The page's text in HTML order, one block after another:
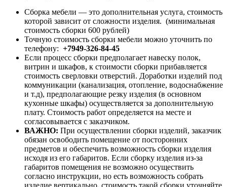
Сборка мебели — это дополнительная услуга, стоимость
которой зависит от сложности изделия. (минимальная
стоимость сборки 600 рублей)
Точную стоимость сборки мебели можно уточнить по
телефону: +7949-326-84-45
Если процесс сборки предполагает навеску полок,
витрин и шкафов, к стоимости сборки прибавляется
стоимость сверловки отверстий. Доработки изделий под
коммуникации (канализация, отопление, водоснабжение
и т.д), предполагающие резку изделия (в основном
кухонные шкафы) осуществляется за дополнительную
плату. Стоимость работ определяется на месте и
согласовывается с заказчиком.
ВАЖНО: При осуществлении сборки изделий, заказчик
обязан освободить помещение от посторонних
предметов и обеспечить возможность сборки изделия
исходя из его габаритов. Если сборку изделия из-за
габаритов помещения не возможно осуществить
согласно инструкции, но есть возможность собрать